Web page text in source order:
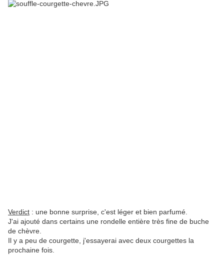
Verdict : une bonne surprise, c'est léger et bien parfumé.
J'ai ajouté dans certains une rondelle entière très fine de buche
de chèvre.
Il y a peu de courgette, j'essayerai avec deux courgettes la
prochaine fois.